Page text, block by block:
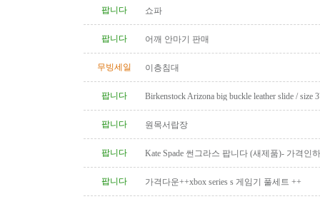
팝니다 쇼파
팝니다 어깨 안마기 판매
무빙세일 이층침대
팝니다 Birkenstock Arizona big buckle leather slide / size
팝니다 원목서랍장
팝니다 Kate Spade 썬그라스 팝니다 (새제품)- 가격인하
팝니다 가격다운++xbox series s 게임기 풀세트 ++